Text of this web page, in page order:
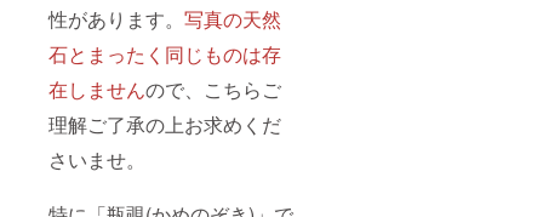
性があります。 写真の天然
石とまったく同じものは存
在しませんので、こちらご
理解ご了承の上お求めくだ
さいませ。